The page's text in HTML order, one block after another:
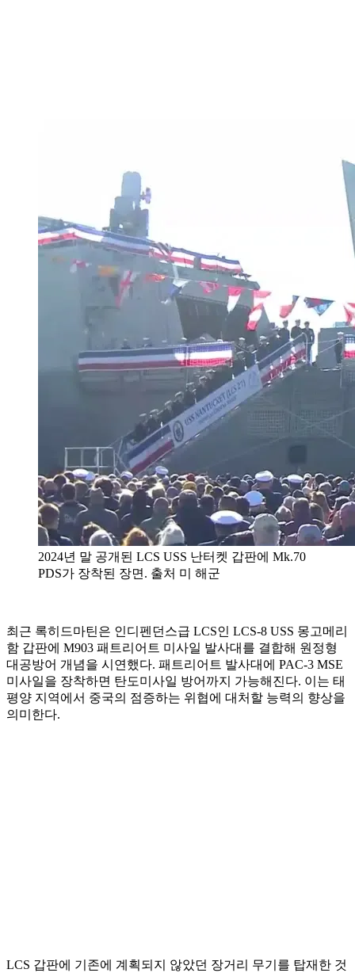
2024년 말 공개된 LCS USS 난터켓 갑판에 Mk.70
PDS가 장착된 장면. 출처 미 해군
최근 록히드마틴은 인디펜던스급 LCS인 LCS-8 USS 몽고메리
함 갑판에 M903 패트리어트 미사일 발사대를 결합해 원정형
대공방어 개념을 시연했다. 패트리어트 발사대에 PAC-3 MSE
미사일을 장착하면 탄도미사일 방어까지 가능해진다. 이는 태
평양 지역에서 중국의 점증하는 위협에 대처할 능력의 향상을
의미한다.
LCS 갑판에 기존에 계획되지 않았던 장거리 무기를 탑재한 것